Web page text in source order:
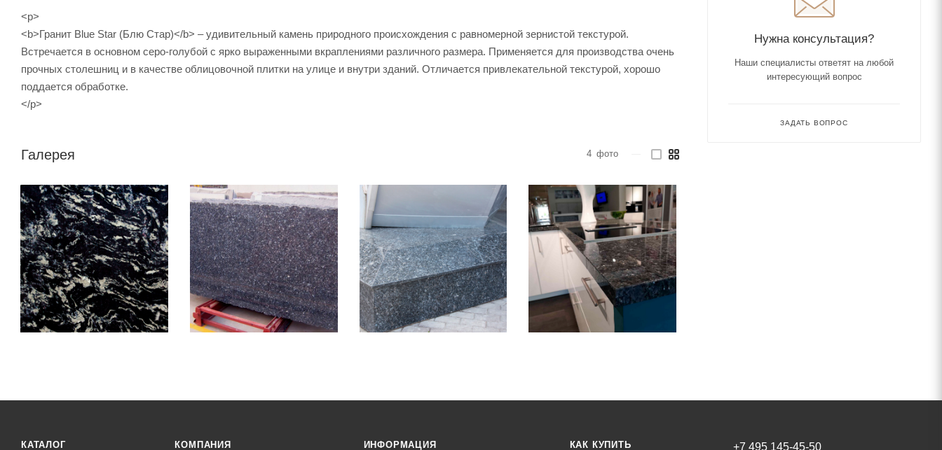
<p>
<b>Гранит Blue Star (Блю Стар)</b> – удивительный камень природного происхождения с равномерной зернистой текстурой.
Встречается в основном серо-голубой с ярко выраженными вкраплениями различного размера. Применяется для производства очень
прочных столешниц и в качестве облицовочной плитки на улице и внутри зданий. Отличается привлекательной текстурой, хорошо
поддается обработке.
</p>
Галерея 4 фото
Нужна консультация?
Наши специалисты ответят на любой
интересующий вопрос
ЗАДАТЬ ВОПРОС
КАТАЛОГ КОМПАНИЯ ИНФОРМАЦИЯ КАК КУПИТЬ +7 495 145-45-50